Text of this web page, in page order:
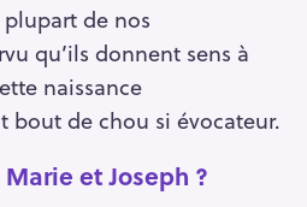
de nos
qu’ils donnent sens à
naissance
bout de chou si évocateur.
et Joseph ?